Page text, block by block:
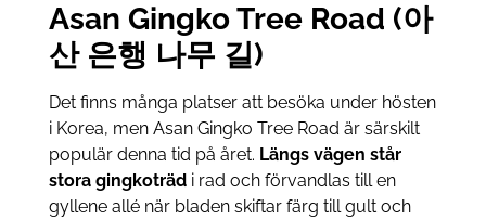
Asan Gingko Tree Road (아
산 은행 나무 길)
Det finns många platser att besöka under hösten
i Korea, men Asan Gingko Tree Road är särskilt
populär denna tid på året. Längs vägen står
stora gingkoträdi rad och förvandlas till en
gyllene allé när bladen skiftar färg till gult och